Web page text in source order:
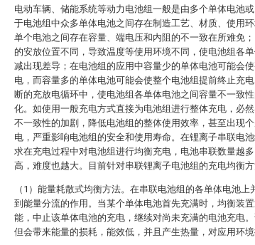
电动车辆、储能系统等动力电池组一般是由多个单体电池
于电池组中众多单体电池之间存在制造工艺、材质、使用
单个电池之间存在容量、端电压和内阻的不一致在所难免
的安放位置不同，导致温度等使用环境不同，使电池组各
减出现差导；在电池组的应用中容量少的单体电池可能会
电，而容量多的单体电池可能会使整个电池组提前终止充
断的充放电循环中，使电池组各单体电池之间容量不一致
化。如使用一般充电方式直接为电池组进行整体充电，必
不一致性的加剧，降低电池组的整体使用效率，甚至出现
电，严重影响电池组的安全和使用寿命。在锂离子串联电
求在充电过程中对电池组进行均衡充电，电池串联数量越
高，难度也越大。目前针对串联锂离子电池组的充电均衡
（1）能量耗散式均衡方法。在串联电池组的各单体电池
到能量分流的作用。当某个单体电池首先充满时，均衡装
能，中止该单体电池的充电，继续对尚未充满的电池充电
但会带来能量的损耗，能效低，并且产生热量，对应用环境